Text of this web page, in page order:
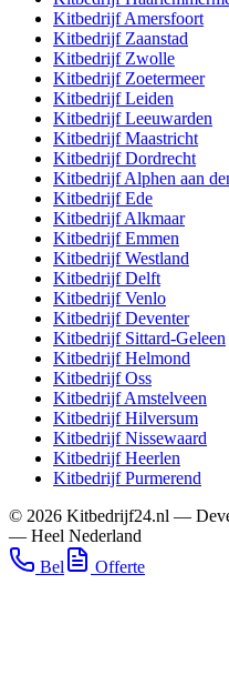
KitbedrijfAmersfoort
Kitbedrijf Zaanstad
Kitbedrijf Zwolle
Kitbedrijf Zoetermeer
KitbedrijfLeiden
KitbedrijfLeeuwarden
KitbedrijfMaastricht
KitbedrijfDordrecht
KitbedrijfAlphen aan
KitbedrijfEde
KitbedrijfAlkmaar
KitbedrijfEmmen
KitbedrijfWestland
KitbedrijfDelft
KitbedrijfVenlo
KitbedrijfDeventer
Kitbedrijf Sittard-Geleen
KitbedrijfHelmond
KitbedrijfOss
KitbedrijfAmstelveen
KitbedrijfHilversum
KitbedrijfNissewaard
KitbedrijfHeerlen
KitbedrijfPurmerend
© 2026 Kitbedrijf24.nl —
— Heel Nederland
Bel
Offerte